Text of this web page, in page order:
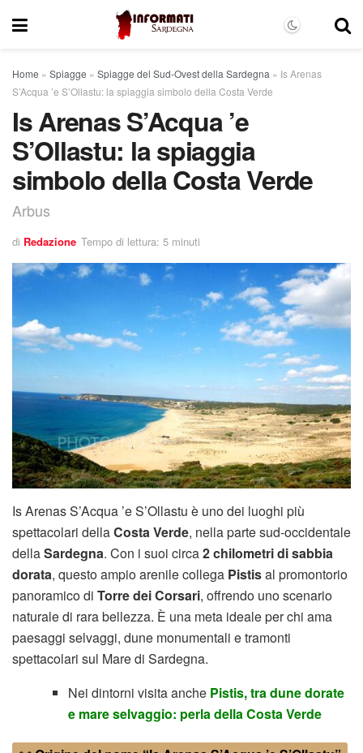
Home » Spiagge » Spiagge del Sud-Ovest della Sardegna » Is Arenas
S’Acqua ’e S’Ollastu: la spiaggia simbolo della Costa Verde
Is Arenas S’Acqua ’e
S’Ollastu: la spiaggia
simbolo della Costa Verde
Arbus
di Redazione Tempo di lettura: 5 minuti
Is Arenas S’Acqua ’e S’Ollastu è uno dei luoghi più
spettacolari dellaCosta Verde, nella parte sud-occidentale
dellaSardegna. Con i suoi circa2 chilometri di sabbia
dorata, questo ampio arenile collega Pistisal promontorio
panoramico di Torre dei Corsari, offrendo uno scenario
naturale di rara bellezza. È una meta ideale per chi ama
paesaggi selvaggi, dune monumentali e tramonti
spettacolari sul Mare di Sardegna.
Nei dintorni visita anche Pistis, tra dune dorate
e mare selvaggio: perla della Costa Verde